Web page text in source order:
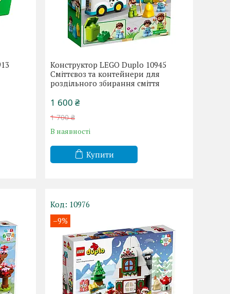
Конструктор LEGO Duplo 10945
Сміттєвоз та контейнери для
роздільного збирання сміття
1 600 ₴
1 700 ₴
В наявності
Купити
10976
–9%